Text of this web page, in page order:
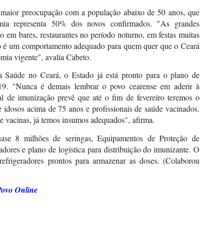
preocupação com a população abaixo de 50 anos, que
representa 50% dos novos confirmados. "As grandes
em bares, restaurantes no período noturno, em festas muitas
é um comportamento adequado para quem quer que o Ceará
vigente", avalia Cabeto.
no Ceará, o Estado já está pronto para o plano de
"Nunca é demais lembrar o povo cearense em aderir à
de imunização prevê que até o fim de fevereiro teremos o
acima de 75 anos e profissionais de saúde vacinados.
vacinas, já temos insumos adequados", afirma.
8 milhões de seringas, Equipamentos de Proteção de
e plano de logística para distribuição do imunizante. O
prontos para armazenar as doses. (Colaborou
Online